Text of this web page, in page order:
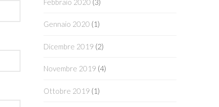
Febbraio 2020 (3)
Gennaio 2020 (1)
Dicembre 2019 (2)
Novembre 2019 (4)
Ottobre 2019 (1)